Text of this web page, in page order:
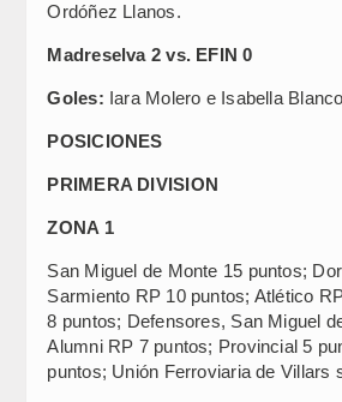
Ordóñez Llanos.
Madreselva 2 vs. EFIN 0
Goles: Iara Molero e Isabella
POSICIONES
PRIMERA DIVISION
ZONA 1
San Miguel de Monte 15 puntos;
Sarmiento RP 10 puntos; Atlético
8 puntos; Defensores, San Miguel
Alumni RP 7 puntos; Provincial 5
puntos; Unión Ferroviaria de Villars